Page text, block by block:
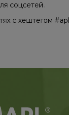
соцсетей.
с хештегом